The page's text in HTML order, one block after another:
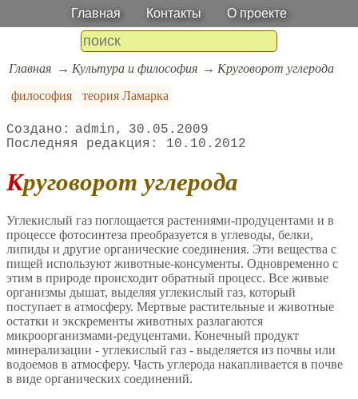
Главная Контакты О проекте
Главная Культура и философия
Круговорот углерода
философия
теория Ламарка
admin
30.05.2009
10.10.2012
Круговорот углерода
Углекислый газ поглощается растениями-продуцентами и в
процессе фотосинтеза преобразуется в углеводы, белки,
липиды и другие органические соединения. Эти вещества с
пищей используют животные-консументы. Одновременно с
этим в природе происходит обратный процесс. Все живые
организмы дышат, выделяя углекислый газ, который
поступает в атмосферу. Мертвые растительные и животные
остатки и экскременты животных разлагаются
микроорганизмами-редуцентами. Конечный продукт
минерализации - углекислый газ - выделяется из почвы или
водоемов в атмосферу. Часть углерода накапливается в почве
в виде органических соединений.